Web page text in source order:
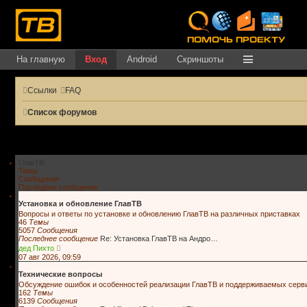
На главную Вход Android Скриншоты
Ссылки FAQ
Список форумов
Темы
Сообщения
Последнее сообщение
Установка и обновление ГлавТВ
Вопросы и ответы по установке и обновлению ГлавТВ на различных приставках
46 Темы
5057 Сообщения
Последнее сообщение Re: Установка ГлавТВ на Андро…
дед Пихто
е
р
й
т
к
07 авг 2026, 09:59
Технические вопросы
Обсуждение ошибок и особенностей реализации ГлавТВ и поддерживаемых
162 Темы
6139 Сообщения